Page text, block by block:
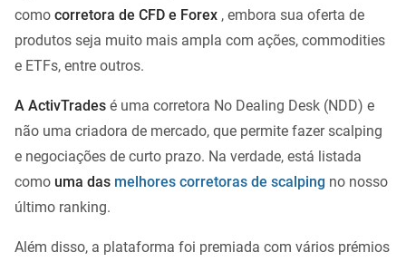
como corretora de CFD e Forex , embora sua oferta de
produtos seja muito mais ampla com ações, commodities
e ETFs, entre outros.
A ActivTrades é uma corretora No Dealing Desk (NDD) e
não uma criadora de mercado, que permite fazer scalping
e negociações de curto prazo. Na verdade, está listada
como uma das melhores corretoras de scalping no nosso
último ranking.
Além disso, a plataforma foi premiada com vários prémios